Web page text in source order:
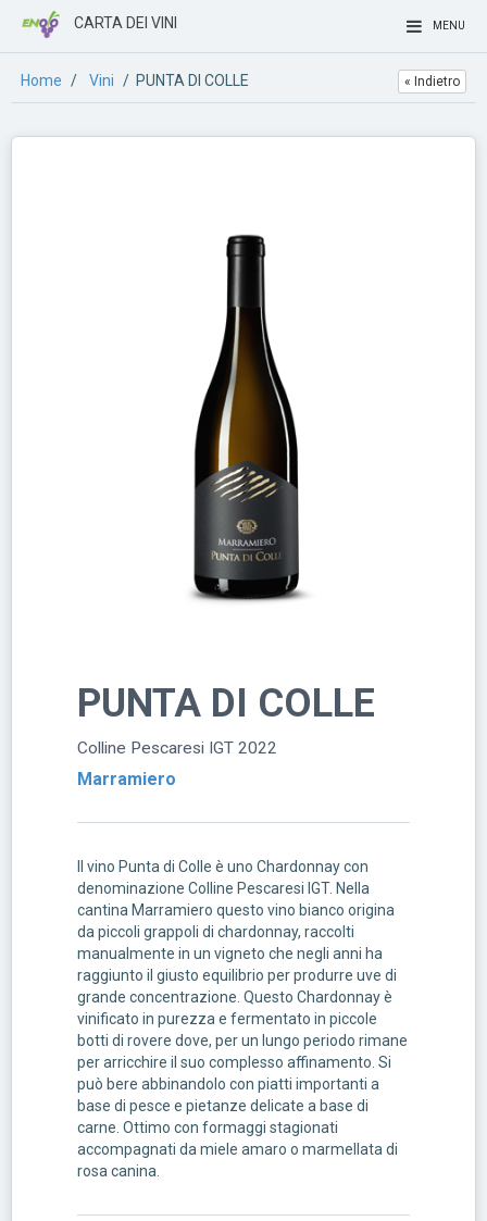
MENU
CARTA DEI VINI
Home / Vini / PUNTA DI COLLE « Indietro
PUNTA DI COLLE
Colline Pescaresi IGT 2022
Marramiero
Il vino Punta di Colle è uno Chardonnay con
denominazione Colline Pescaresi IGT. Nella
cantina Marramiero questo vino bianco origina
da piccoli grappoli di chardonnay, raccolti
manualmente in un vigneto che negli anni ha
raggiunto il giusto equilibrio per produrre uve di
grande concentrazione. Questo Chardonnay è
vinificato in purezza e fermentato in piccole
botti di rovere dove, per un lungo periodo rimane
per arricchire il suo complesso affinamento. Si
può bere abbinandolo con piatti importanti a
base di pesce e pietanze delicate a base di
carne. Ottimo con formaggi stagionati
accompagnati da miele amaro o marmellata di
rosa canina.